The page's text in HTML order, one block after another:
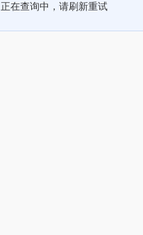
正在查询中，请刷新重试